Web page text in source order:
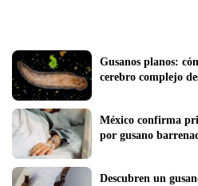
Gusanos planos:
cerebro complejo
México confirma
por gusano
Descubren un